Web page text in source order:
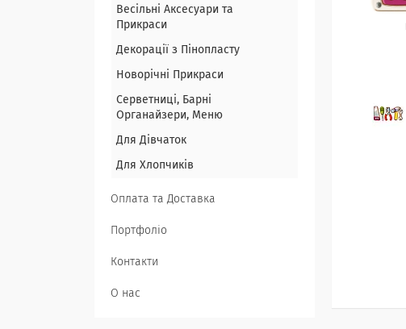
Весільні Аксесуари та
Прикраси
Декорації з Пінопласту
Новорічні Прикраси
Серветниці, Барні
Органайзери, Меню
Для Дівчаток
Для Хлопчиків
Оплата та Доставка
Портфоліо
Контакти
О нас